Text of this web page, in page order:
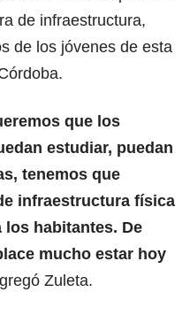
de infraestructura,
de los jóvenes de esta
que los
estudiar, puedan
tenemos que
infraestructura física
los habitantes. De
mucho estar hoy
Zuleta.